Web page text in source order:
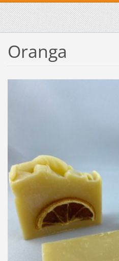
Oranga